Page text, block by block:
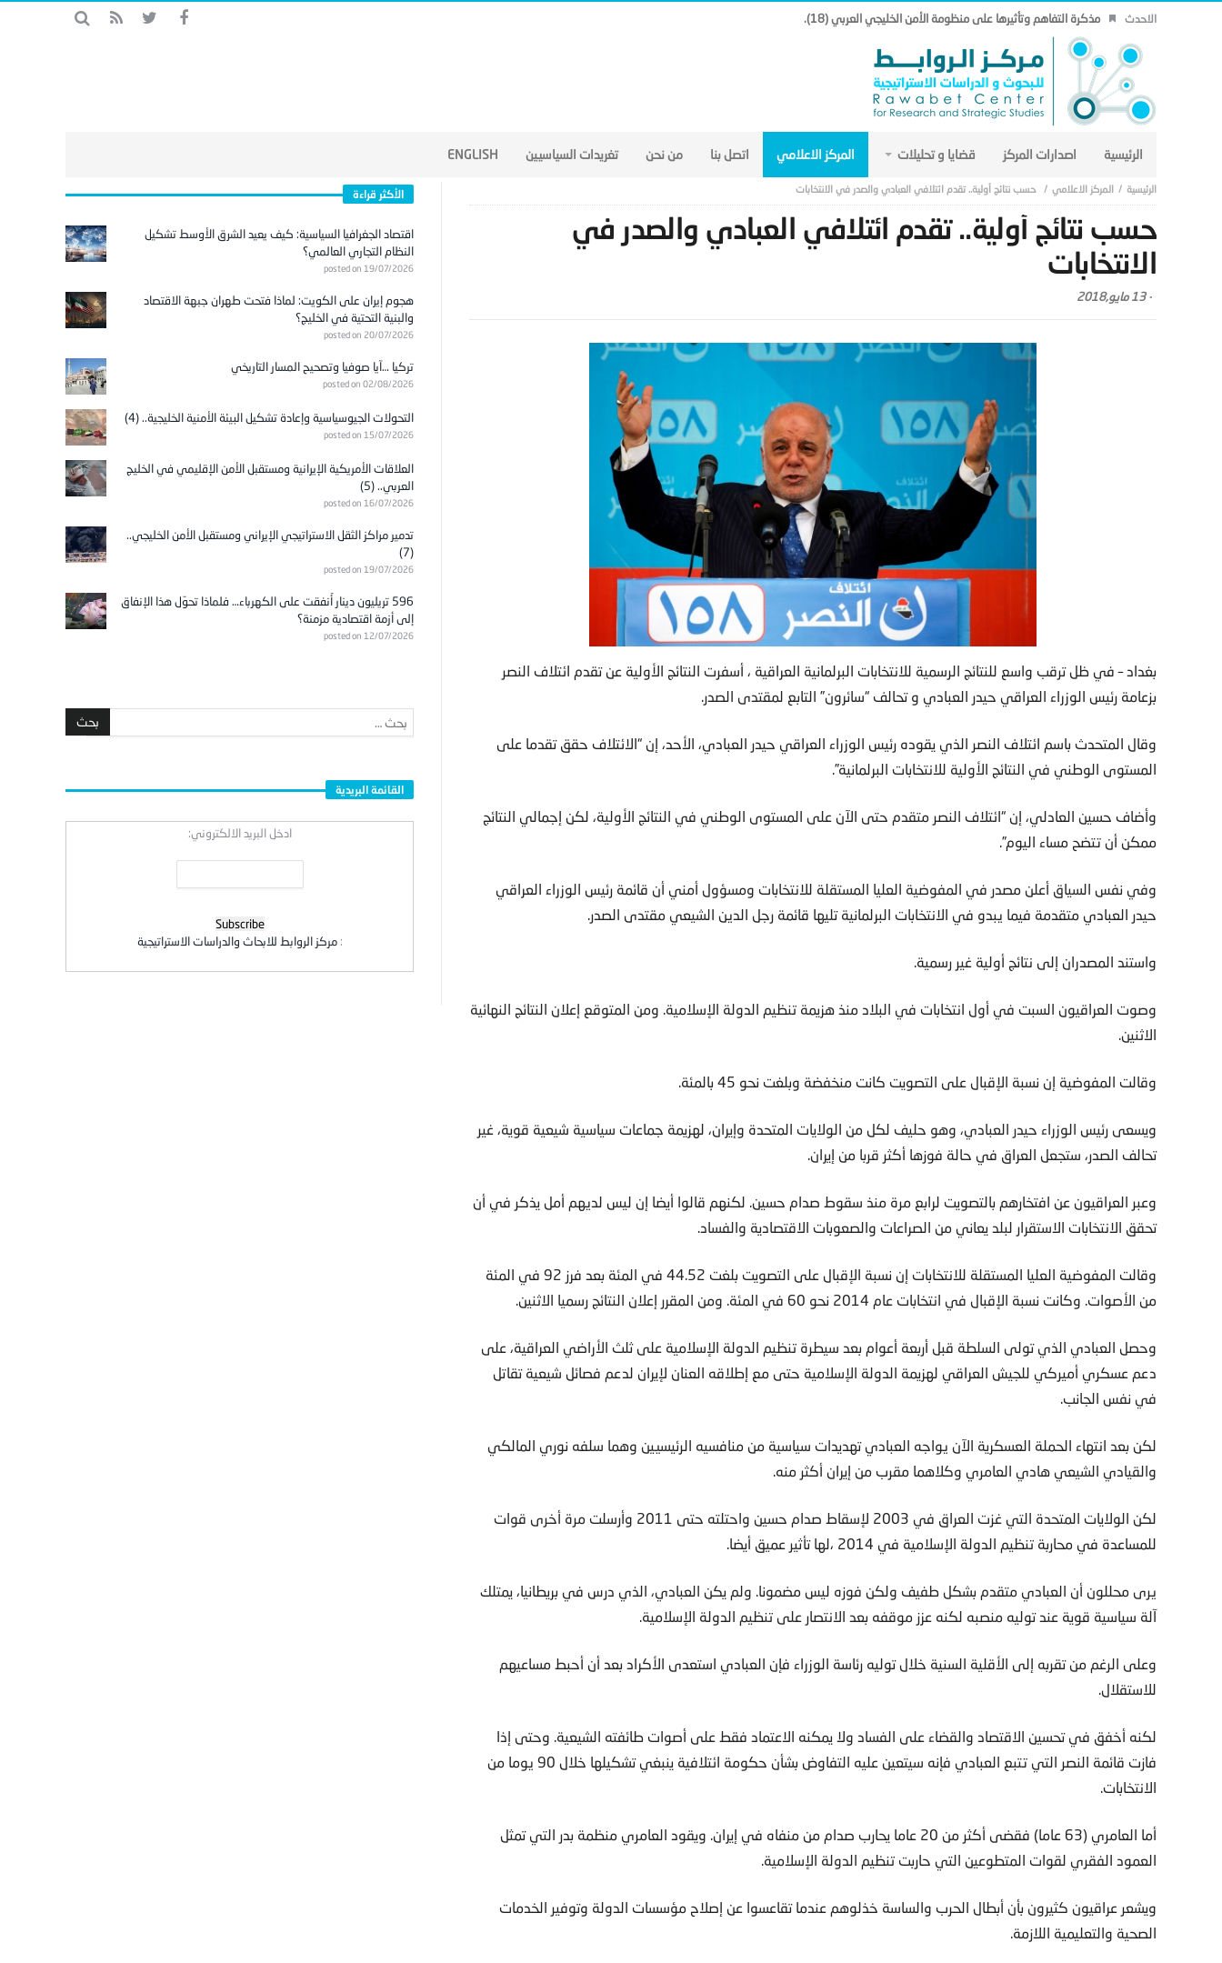
الاحدث مذكرة التفاهم وتأثيرها على منظومة الأمن الخليجي العربي (18).
الرئيسية اصدارات المركز قضايا و تحليلات المركز الاعلامي اتصل بنا من نحن تغريدات السياسيين ENGLISH
المركز الاعلامي حسب نتائج أولية.. تقدم ائتلافي العبادي والصدر في الانتخابات
حسب نتائج أولية.. تقدم ائتلافي العبادي والصدر في
الانتخابات
-13 مايو,2018
بغداد – في ظل ترقب واسع للنتائج الرسمية للانتخابات البرلمانية العراقية ، أسفرت النتائج الأولية عن تقدم ائتلاف النصر
بزعامة رئيس الوزراء العراقي حيدر العبادي و تحالف “سائرون” التابع لمقتدى الصدر.
وقال المتحدث باسم ائتلاف النصر الذي يقوده رئيس الوزراء العراقي حيدر العبادي، الأحد، إن “الائتلاف حقق تقدما على
المستوى الوطني في النتائج الأولية للانتخابات البرلمانية”.
وأضاف حسين العادلي، إن “ائتلاف النصر متقدم حتى الآن على المستوى الوطني في النتائج الأولية، لكن إجمالي النتائج
ممكن أن تتضح مساء اليوم”.
وفي نفس السياق أعلن مصدر في المفوضية العليا المستقلة للانتخابات ومسؤول أمني أن قائمة رئيس الوزراء العراقي
حيدر العبادي متقدمة فيما يبدو في الانتخابات البرلمانية تليها قائمة رجل الدين الشيعي مقتدى الصدر.
واستند المصدران إلى نتائج أولية غير رسمية.
وصوت العراقيون السبت في أول انتخابات في البلاد منذ هزيمة تنظيم الدولة الإسلامية. ومن المتوقع إعلان النتائج النهائية
الاثنين.
وقالت المفوضية إن نسبة الإقبال على التصويت كانت منخفضة وبلغت نحو 45 بالمئة.
ويسعى رئيس الوزراء حيدر العبادي، وهو حليف لكل من الولايات المتحدة وإيران، لهزيمة جماعات سياسية شيعية قوية، غير
تحالف الصدر، ستجعل العراق في حالة فوزها أكثر قربا من إيران.
وعبر العراقيون عن افتخارهم بالتصويت لرابع مرة منذ سقوط صدام حسين. لكنهم قالوا أيضا إن ليس لديهم أمل يذكر في أن
تحقق الانتخابات الاستقرار لبلد يعاني من الصراعات والصعوبات الاقتصادية والفساد.
وقالت المفوضية العليا المستقلة للانتخابات إن نسبة الإقبال على التصويت بلغت 44.52 في المئة بعد فرز 92 في المئة
من الأصوات. وكانت نسبة الإقبال في انتخابات عام 2014 نحو 60 في المئة. ومن المقرر إعلان النتائج رسميا الاثنين.
وحصل العبادي الذي تولى السلطة قبل أربعة أعوام بعد سيطرة تنظيم الدولة الإسلامية على ثلث الأراضي العراقية، على
دعم عسكري أميركي للجيش العراقي لهزيمة الدولة الإسلامية حتى مع إطلاقه العنان لإيران لدعم فصائل شيعية تقاتل
في نفس الجانب.
لكن بعد انتهاء الحملة العسكرية الآن يواجه العبادي تهديدات سياسية من منافسيه الرئيسيين وهما سلفه نوري المالكي
والقيادي الشيعي هادي العامري وكلاهما مقرب من إيران أكثر منه.
لكن الولايات المتحدة التي غزت العراق في 2003 لإسقاط صدام حسين واحتلته حتى 2011 وأرسلت مرة أخرى قوات
للمساعدة في محاربة تنظيم الدولة الإسلامية في 2014 ،لها تأثير عميق أيضا.
يرى محللون أن العبادي متقدم بشكل طفيف ولكن فوزه ليس مضمونا. ولم يكن العبادي، الذي درس في بريطانيا، يمتلك
آلة سياسية قوية عند توليه منصبه لكنه عزز موقفه بعد الانتصار على تنظيم الدولة الإسلامية.
وعلى الرغم من تقربه إلى الأقلية السنية خلال توليه رئاسة الوزراء فإن العبادي استعدى الأكراد بعد أن أحبط مساعيهم
للاستقلال.
لكنه أخفق في تحسين الاقتصاد والقضاء على الفساد ولا يمكنه الاعتماد فقط على أصوات طائفته الشيعية. وحتى إذا
فازت قائمة النصر التي تتبع العبادي فإنه سيتعين عليه التفاوض بشأن حكومة ائتلافية ينبغي تشكيلها خلال 90 يوما من
الانتخابات.
أما العامري (63 عاما) فقضى أكثر من 20 عاما يحارب صدام من منفاه في إيران. ويقود العامري منظمة بدر التي تمثل
العمود الفقري لقوات المتطوعين التي حاربت تنظيم الدولة الإسلامية.
ويشعر عراقيون كثيرون بأن أبطال الحرب والساسة خذلوهم عندما تقاعسوا عن إصلاح مؤسسات الدولة وتوفير الخدمات
الصحية والتعليمية اللازمة.
الأكثر قراءة
اقتصاد الجغرافيا السياسية: كيف يعيد الشرق الأوسط تشكيل
النظام التجاري العالمي؟
posted on 19/07/2026
هجوم إيران على الكويت: لماذا فتحت طهران جبهة الاقتصاد
والبنية التحتية في الخليج؟
posted on 20/07/2026
تركيا …آيا صوفيا وتصحيح المسار التاريخي
posted on 02/08/2026
التحولات الجيوسياسية وإعادة تشكيل البيئة الأمنية الخليجية.. (4)
posted on 15/07/2026
العلاقات الأمريكية الإيرانية ومستقبل الأمن الإقليمي في الخليج
العربي.. (5)
posted on 16/07/2026
تدمير مراكز الثقل الاستراتيجي الإيراني ومستقبل الأمن الخليجي..
(7)
posted on 19/07/2026
596 تريليون دينار أُنفقت على الكهرباء… فلماذا تحوّل هذا الإنفاق
إلى أزمة اقتصادية مزمنة؟
posted on 12/07/2026
القائمة البريدية
ادخل البريد الالكتروني:
:مركز الروابط للابحاث والدراسات الاستراتيجية